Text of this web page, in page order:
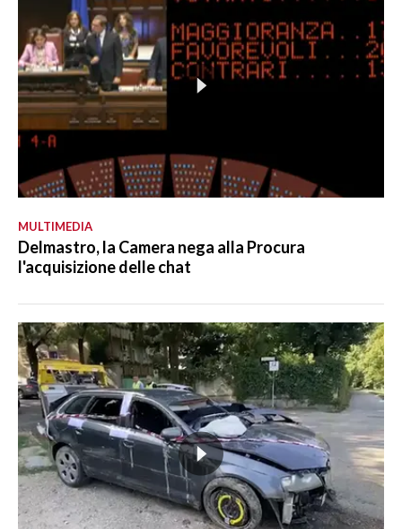
MULTIMEDIA
Delmastro, la Camera nega alla Procura
l'acquisizione delle chat